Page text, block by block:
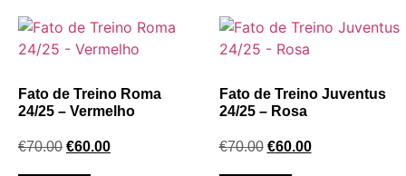
Fato de Treino Roma
24/25 – Vermelho
€70.00 €60.00
Fato de Treino Juventus
24/25 – Rosa
€70.00 €60.00